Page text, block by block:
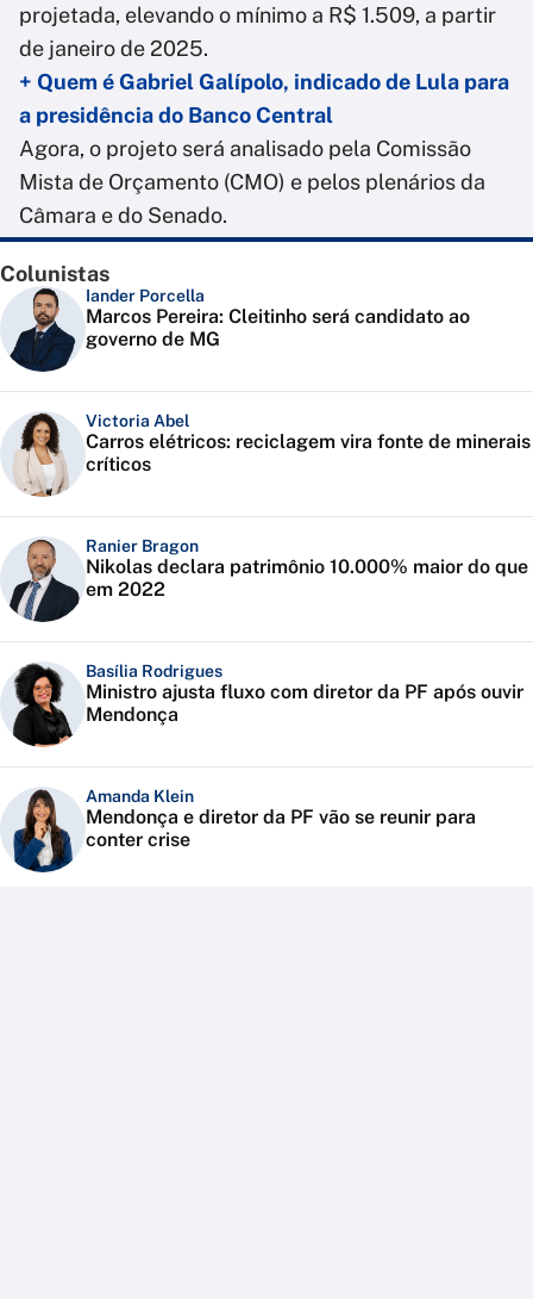
projetada, elevando o mínimo a R$ 1.509, a partir
de janeiro de 2025.
+ Quem é Gabriel Galípolo, indicado de Lula para
a presidência do Banco Central
Agora, o projeto será analisado pela Comissão
Mista de Orçamento (CMO) e pelos plenários da
Câmara e do Senado.
Colunistas
Iander Porcella
Marcos Pereira: Cleitinho será candidato ao
governo de MG
Victoria Abel
Carros elétricos: reciclagem vira fonte de minerais
críticos
Ranier Bragon
Nikolas declara patrimônio 10.000% maior do que
em 2022
Basília Rodrigues
Ministro ajusta fluxo com diretor da PF após ouvir
Mendonça
Amanda Klein
Mendonça e diretor da PF vão se reunir para
conter crise